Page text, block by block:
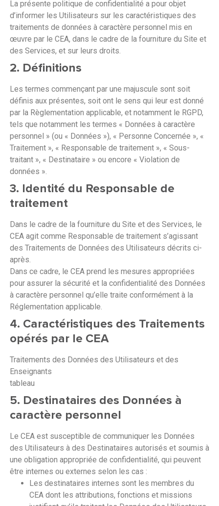
La présente politique de confidentialité a pour objet
d’informer les Utilisateurs sur les caractéristiques des
traitements de données à caractère personnel mis en
œuvre par le CEA, dans le cadre de la fourniture du Site et
des Services, et sur leurs droits.
2. Définitions
Les termes commençant par une majuscule sont soit
définis aux présentes, soit ont le sens qui leur est donné
par la Règlementation applicable, et notamment le RGPD,
tels que notamment les termes « Données à caractère
personnel » (ou « Données »), « Personne Concernée », «
Traitement », « Responsable de traitement », « Sous-
traitant », « Destinataire » ou encore « Violation de
données ».
3. Identité du Responsable de
traitement
Dans le cadre de la fourniture du Site et des Services, le
CEA agit comme Responsable de traitement s’agissant
des Traitements de Données des Utilisateurs décrits ci-
après.
Dans ce cadre, le CEA prend les mesures appropriées
pour assurer la sécurité et la confidentialité des Données
à caractère personnel qu’elle traite conformément à la
Réglementation applicable.
4. Caractéristiques des Traitements
opérés par le CEA
Traitements des Données des Utilisateurs et des
Enseignants
tableau
5. Destinataires des Données à
caractère personnel
Le CEA est susceptible de communiquer les Données
des Utilisateurs à des Destinataires autorisés et soumis à
une obligation appropriée de confidentialité, qui peuvent
être internes ou externes selon les cas :
Les destinataires internes sont les membres du
CEA dont les attributions, fonctions et missions